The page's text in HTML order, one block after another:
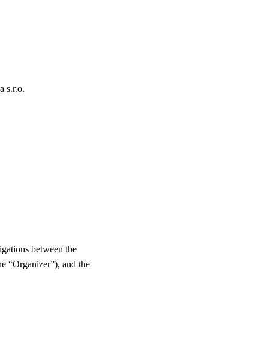
s.r.o.
between the
“Organizer”), and the